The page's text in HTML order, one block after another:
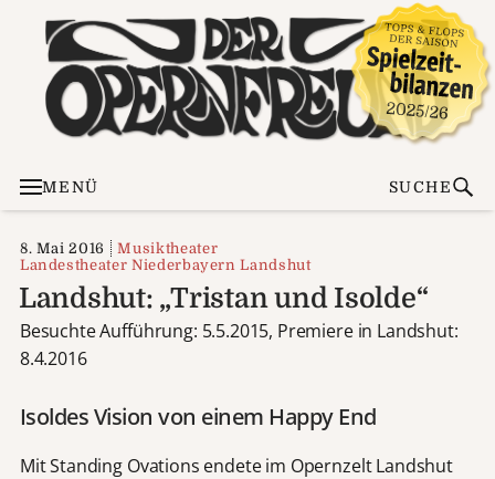
MENÜ SUCHE
8. Mai 2016
Musiktheater
Landestheater Niederbayern Landshut
Landshut: „Tristan und Isolde“
Besuchte Aufführung: 5.5.2015, Premiere in Landshut:
8.4.2016
Isoldes Vision von einem Happy End
Mit Standing Ovations endete im Opernzelt Landshut